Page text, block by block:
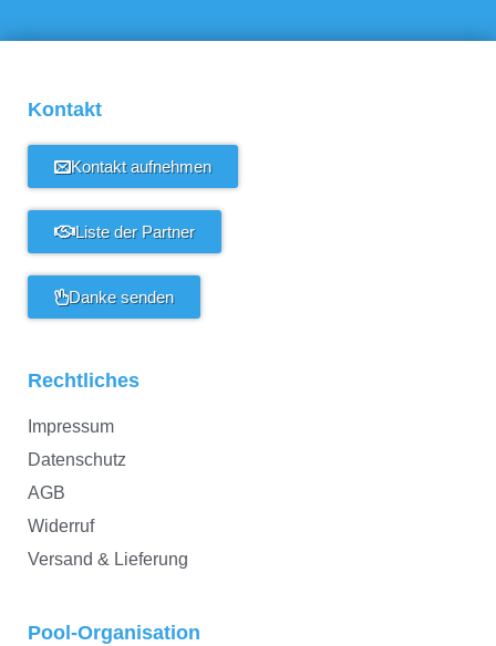
Kontakt
Kontakt aufnehmen
Liste der Partner
Danke senden
Rechtliches
Impressum
Datenschutz
AGB
Widerruf
Versand & Lieferung
Pool-Organisation